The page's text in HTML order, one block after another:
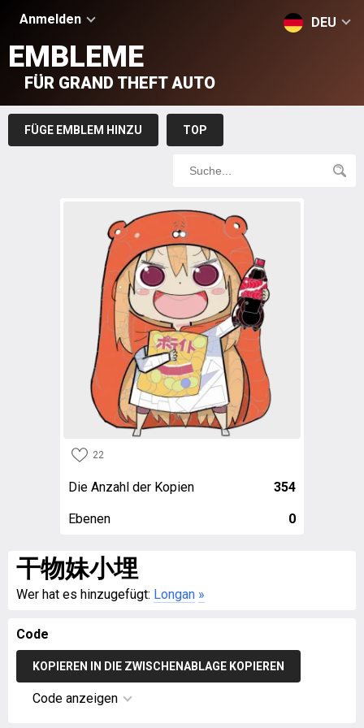
Anmelden DEU
EMBLEME
FÜR GRAND THEFT AUTO
FÜGE EMBLEM HINZU TOP
22
Die Anzahl der Kopien 354
Ebenen 0
干物妹小埋
Wer hat es hinzugefügt: Longan »
Code
KOPIEREN IN DIE ZWISCHENABLAGE KOPIEREN
Code anzeigen